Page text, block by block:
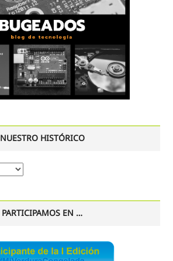
NUESTRO HISTÓRICO
PARTICIPAMOS EN …